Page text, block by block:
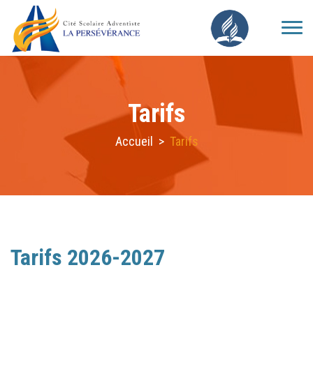
Tarifs
Accueil > Tarifs
Tarifs 2026-2027